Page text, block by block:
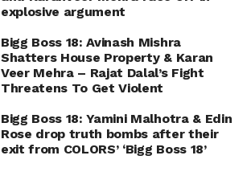
explosive argument
Bigg Boss 18: Avinash Mishra
Shatters House Property & Karan
Veer Mehra – Rajat Dalal’s Fight
Threatens To Get Violent
Bigg Boss 18: Yamini Malhotra & Edin
Rose drop truth bombs after their
exit from COLORS’ ‘Bigg Boss 18’